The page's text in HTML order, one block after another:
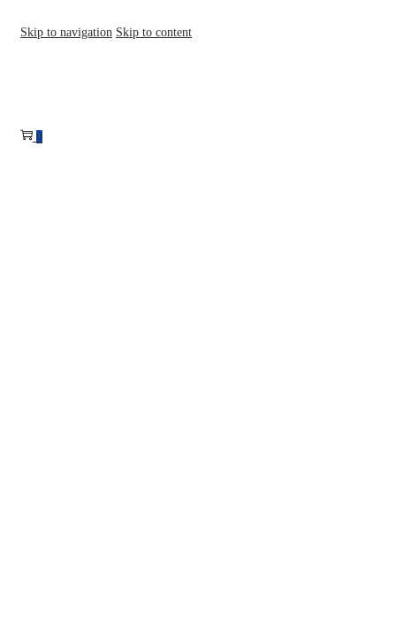
Skip to navigation Skip to content
0